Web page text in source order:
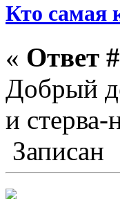
Кто самая
« Ответ
Добрый
и
Записан